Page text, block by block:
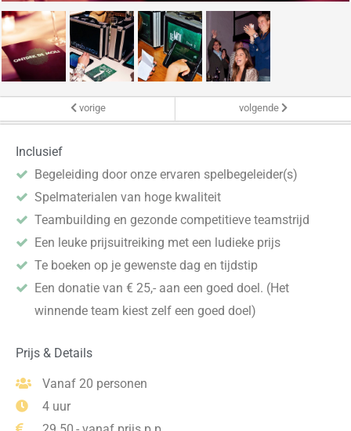
vorige volgende
Inclusief
Begeleiding door onze ervaren spelbegeleider(s)
Spelmaterialen van hoge kwaliteit
Teambuilding en gezonde competitieve teamstrijd
Een leuke prijsuitreiking met een ludieke prijs
Te boeken op je gewenste dag en tijdstip
Een donatie van € 25,- aan een goed doel. (Het
winnende team kiest zelf een goed doel)
Prijs & Details
Vanaf 20 personen
4 uur